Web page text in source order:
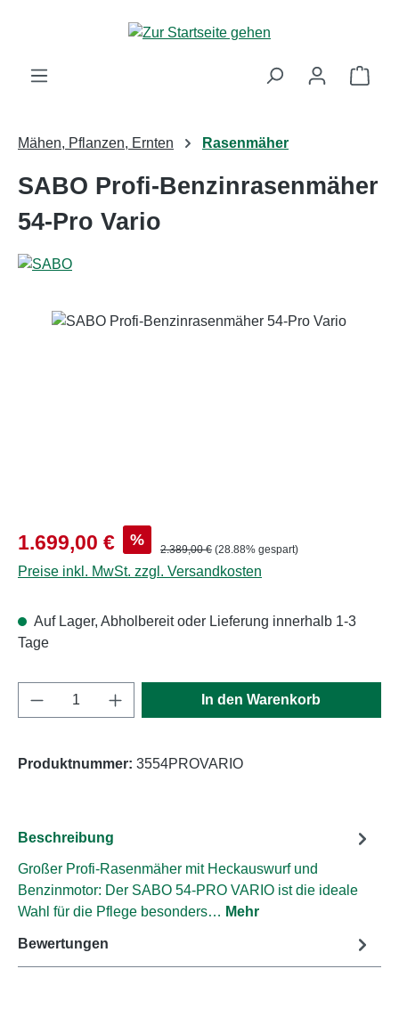
Zum Hauptinhalt springen
Mähen, Pflanzen, Ernten Rasenmäher
SABO Profi-Benzinrasenmäher
54-Pro Vario
Verkaufspreis:
1.699,00 € % Regulärer Preis:
2.389,00 € (28.88% gespart)
Preise inkl. MwSt. zzgl. Versandkosten
Auf Lager, Abholbereit oder Lieferung innerhalb 1-3
Tage
Produkt Anzahl: Gib den gewünschten
In den Warenkorb
Produktnummer: 3554PROVARIO
Beschreibung
Großer Profi-Rasenmäher mit Heckauswurf und
Benzinmotor: Der SABO 54-PRO VARIO ist die ideale
Wahl für die Pflege besonders… Mehr
Bewertungen